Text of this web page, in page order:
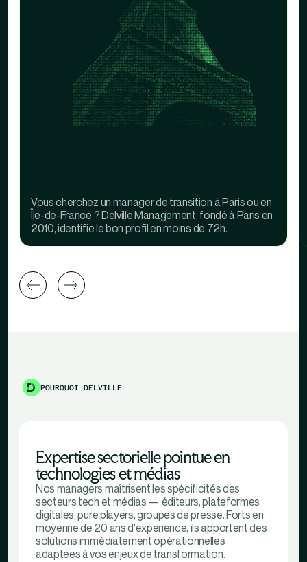
Vous cherchez un manager de transition à Paris ou en
Île-de-France ? Delville Management, fondé à Paris en
2010, identifie le bon profil en moins de 72h.
POURQUOI DELVILLE
Expertise sectorielle pointue en
technologies et médias
Nos managers maîtrisent les spécificités des
secteurs tech et médias — éditeurs, plateformes
digitales, pure players, groupes de presse. Forts en
moyenne de 20 ans d'expérience, ils apportent des
solutions immédiatement opérationnelles
adaptées à vos enjeux de transformation.